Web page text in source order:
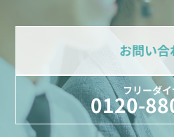
お問い合
フリーダ
0120-